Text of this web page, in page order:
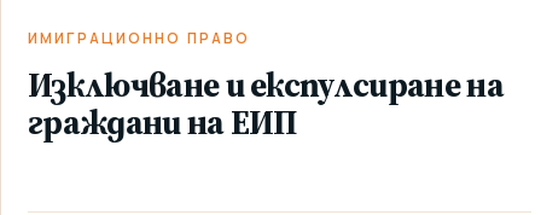
ИМИГРАЦИОННО ПРАВО
Изключване и експулсиране на
граждани на ЕИП